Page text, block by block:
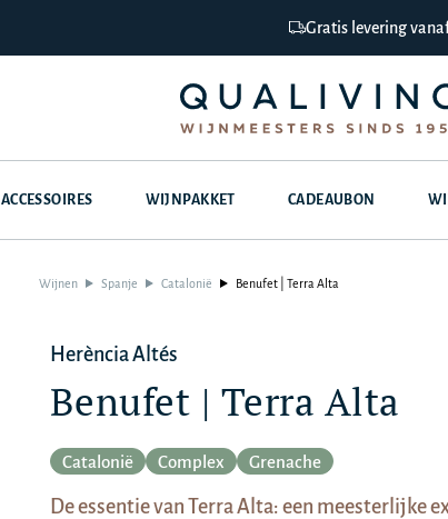
Gratis levering
ACCESSOIRES WIJNPAKKET CADEAUBON
Wijnen Spanje Catalonië Benufet | Terra Alta
Herència Altés
Benufet | Terra Alta
Catalonië Complex Grenache
De essentie van Terra Alta: een meesterlijke